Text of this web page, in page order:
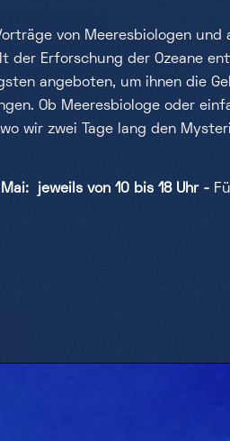
von Meeresbiologen
der Erforschung der Ozeane
angeboten, um ihnen die
Ob Meeresbiologe oder
wir zwei Tage lang den
jeweils von 10 bis 18 Uhr -